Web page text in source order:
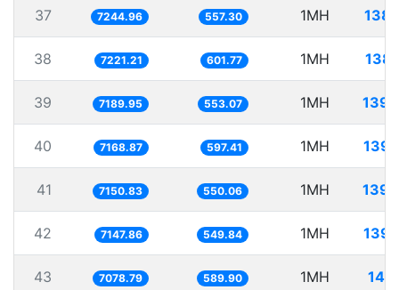
37 7244.96 557.30 1MH
38 7221.21 601.77 1MH
39 7189.95 553.07 1MH
40 7168.87 597.41 1MH
41 7150.83 550.06 1MH
42 7147.86 549.84 1MH
43 7078.79 589.90 1MH